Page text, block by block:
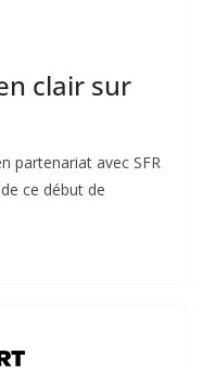
clair sur
partenariat avec SFR
ce début de